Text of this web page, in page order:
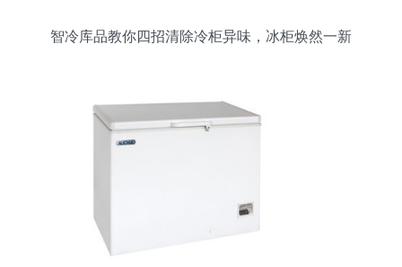
智冷库品教你四招清除冷柜异味，冰柜焕然一新